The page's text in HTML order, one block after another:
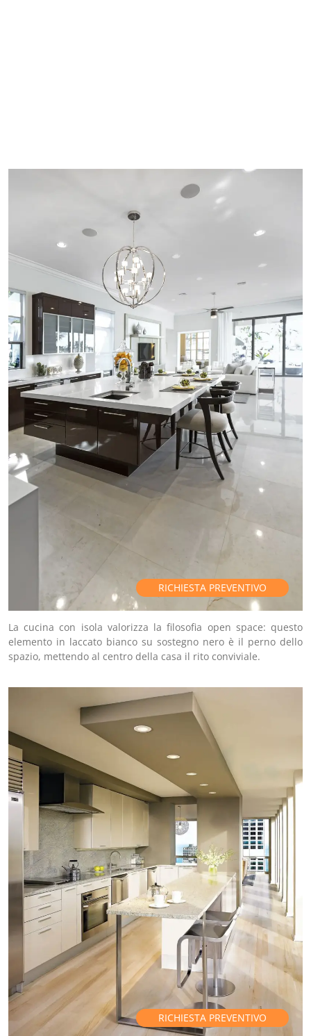
RICHIESTA PREVENTIVO
La cucina con isola valorizza la filosofia open space: questo
elemento in laccato bianco su sostegno nero è il perno dello
spazio, mettendo al centro della casa il rito conviviale.
RICHIESTA PREVENTIVO